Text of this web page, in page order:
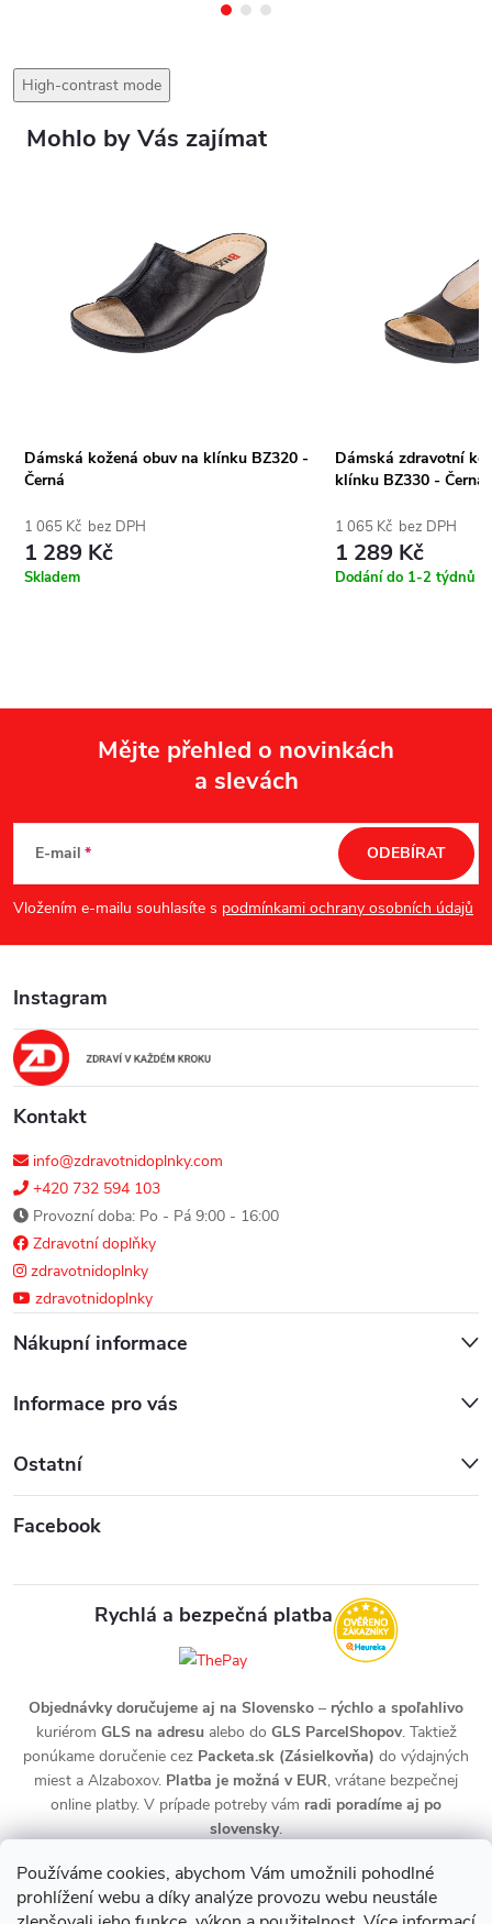
Používáme cookies, abychom Vám umožnili pohodlné
prohlížení webu a díky analýze provozu webu neustále
High-contrast mode
Mohlo by Vás zajímat
Dámská kožená obuv na klínku BZ320 -
Černá
1 065 Kč bez DPH
1 289 Kč
Skladem
Dámská zdravotní
klínku BZ330 - Černá
1 065 Kč bez DPH
1 289 Kč
Dodání do 1-2 týdnů
p
a
t
Mějte přehled o novinkách
a slevách
E-mail
Vložením e-mailu souhlasíte s podmínkami ochrany osobních údajů
ODEBÍRAT
Instagram
Kontakt
info@zdravotnidoplnky.com
+420 732 594 103
Provozní doba: Po - Pá 9:00 - 16:00
Zdravotní doplňky
zdravotnidoplnky
zdravotnidoplnky
Nákupní informace
Informace pro vás
Ostatní
Facebook
Rychlá a bezpečná platba
Objednávky doručujeme aj na Slovensko – rýchlo a spoľahlivo
kuriérom GLS na adresualebo do GLS ParcelShopov. Taktiež
ponúkame doručenie cez Packeta.sk (Zásielkovňa) do výdajných
miest a Alzaboxov. Platba je možná v EUR, vrátane bezpečnej
online platby. V prípade potreby vám radi poradíme aj po
slovensky.